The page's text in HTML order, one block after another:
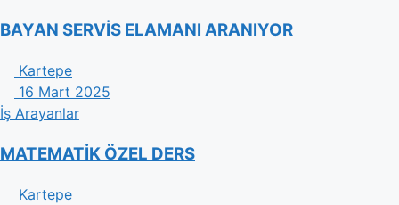
BAYAN SERVİS ELAMANI ARANIYOR
Kartepe
16 Mart 2025
İş Arayanlar
MATEMATİK ÖZEL DERS
Kartepe